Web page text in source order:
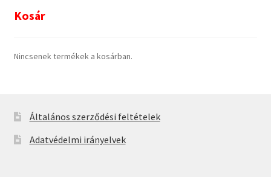
Kosár
Nincsenek termékek a kosárban.
Általános szerződési feltételek
Adatvédelmi irányelvek